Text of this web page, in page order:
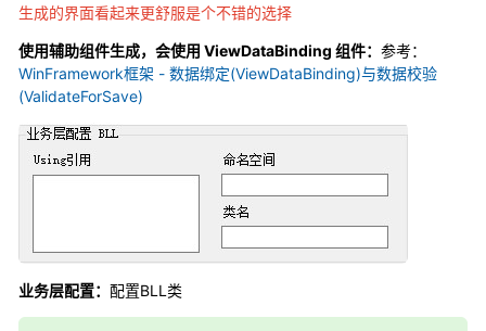
生成的界面看起来更舒服是个不错的选择
使用辅助组件生成，会使用 ViewDataBinding 组件： 参考：
WinFramework框架 - 数据绑定(ViewDataBinding)与数据校验
(ValidateForSave)
业务层配置： 配置BLL类